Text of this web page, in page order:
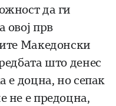
да ги
овој прв
Македонски
што денес
е доцна, но сепак
не е предоцна,